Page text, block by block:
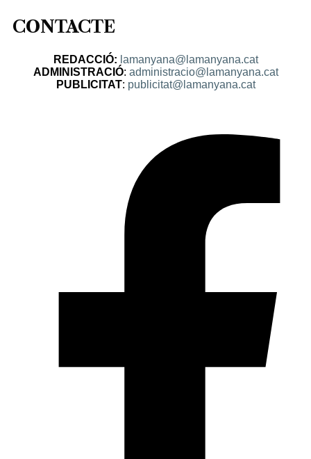
CONTACTE
REDACCIÓ: lamanyana@lamanyana.cat
ADMINISTRACIÓ: administracio@lamanyana.cat
PUBLICITAT: publicitat@lamanyana.cat